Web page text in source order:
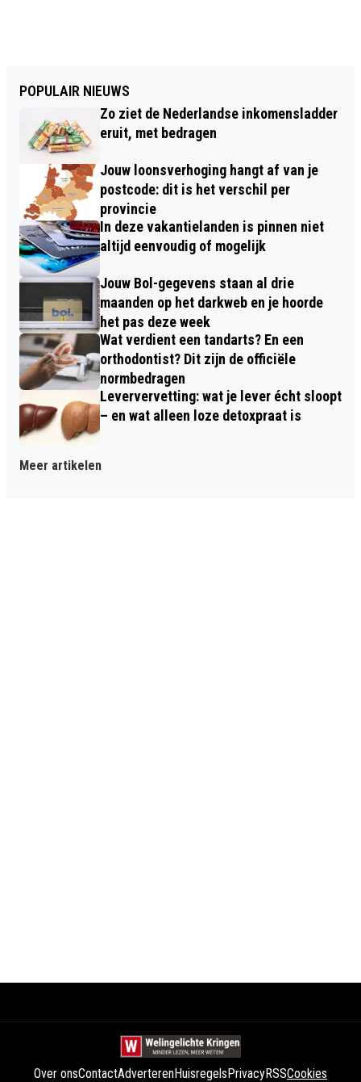
POPULAIR NIEUWS
Zo ziet de Nederlandse inkomensladder
eruit, met bedragen
Jouw loonsverhoging hangt af van je
postcode: dit is het verschil per
provincie
In deze vakantielanden is pinnen niet
altijd eenvoudig of mogelijk
Jouw Bol-gegevens staan al drie
maanden op het darkweb en je hoorde
het pas deze week
Wat verdient een tandarts? En een
orthodontist? Dit zijn de officiële
normbedragen
Leververvetting: wat je lever écht sloopt
– en wat alleen loze detoxpraat is
Meer artikelen
Over onsContactAdverterenHuisregelsPrivacyRSSCookies